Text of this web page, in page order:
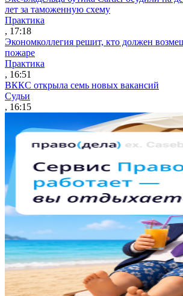
лет за таможенную схему
Практика
, 17:18
Экономколлегия решит, кто должен
пожаре
Практика
, 16:51
ВККС открыла семь новых вакансий
Судьи
, 16:15